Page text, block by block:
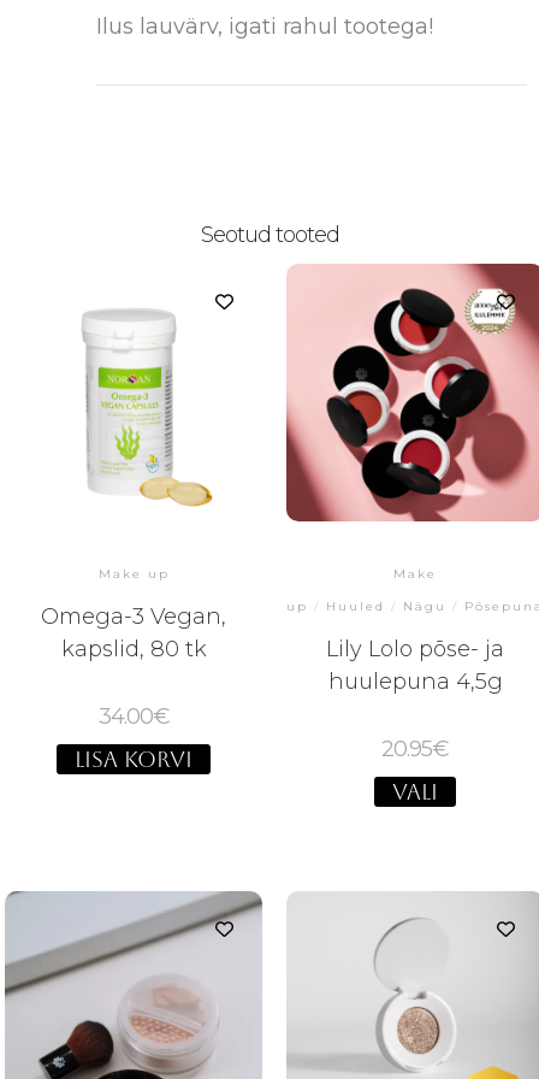
Ilus lauvärv, igati rahul tootega!
Seotud tooted
Make up
Omega-3 Vegan,
kapslid, 80 tk
34.00€
LISA KORVI
Make
up / Huuled / Nägu /
Lily Lolo põse- ja
huulepuna 4,5g
20.95€
VALI